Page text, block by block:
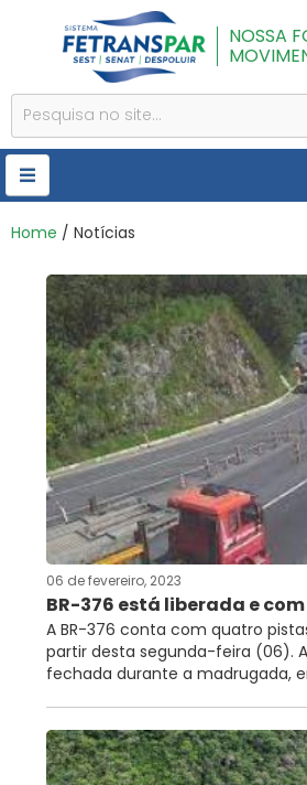
NOSSA
HOME
PUBLICAÇÕES
CURSOS E EVENTOS
SEST SENAT
DESPOLUIR
AR INSTITUTO
RNTRC
CONTATO
Home / Notícias
06 de fevereiro, 2023
BR-376 está liberada e
A BR-376 conta com quatro
partir desta segunda-feira (06).
fechada durante a madrugada,